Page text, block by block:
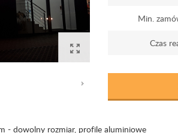
Min.
Czas
- dowolny rozmiar, profile aluminiowe